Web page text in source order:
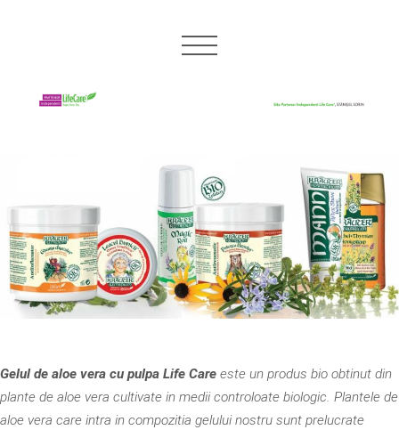
Gelul de aloe vera cu pulpa Life Care este un produs bio obtinut din
plante de aloe vera cultivate in medii controloate biologic. Plantele de
aloe vera care intra in compozitia gelului nostru sunt prelucrate